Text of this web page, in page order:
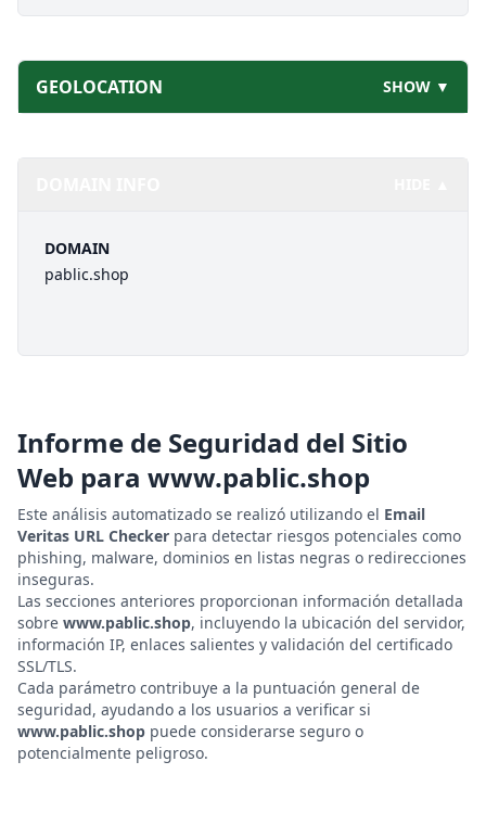
GEOLOCATION SHOW ▼
DOMAIN
pablic.shop
Informe de Seguridad del Sitio
Web para www.pablic.shop
Este análisis automatizado se realizó utilizando el Email
Veritas URL Checker para detectar riesgos potenciales como
phishing, malware, dominios en listas negras o redirecciones
inseguras.
Las secciones anteriores proporcionan información detallada
sobre www.pablic.shop, incluyendo la ubicación del servidor,
información IP, enlaces salientes y validación del certificado
SSL/TLS.
Cada parámetro contribuye a la puntuación general de
seguridad, ayudando a los usuarios a verificar si
www.pablic.shop puede considerarse seguro o
potencialmente peligroso.